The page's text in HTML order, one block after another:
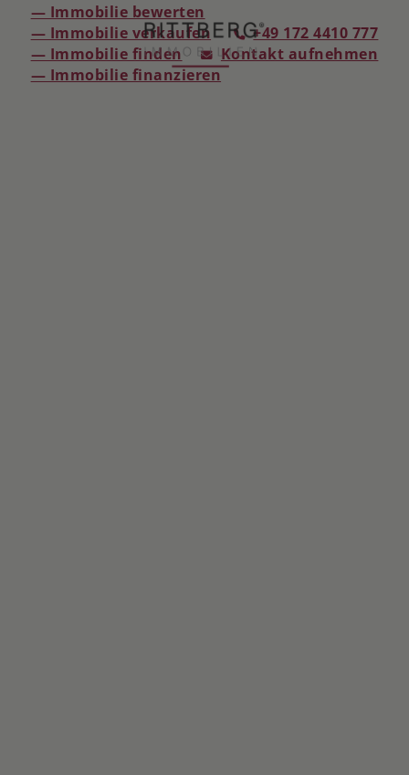
— Immobilie bewerten
— Immobilie verkaufen
— Immobilie finden
— Immobilie finanzieren
+49 172 4410 777
Kontakt aufnehmen